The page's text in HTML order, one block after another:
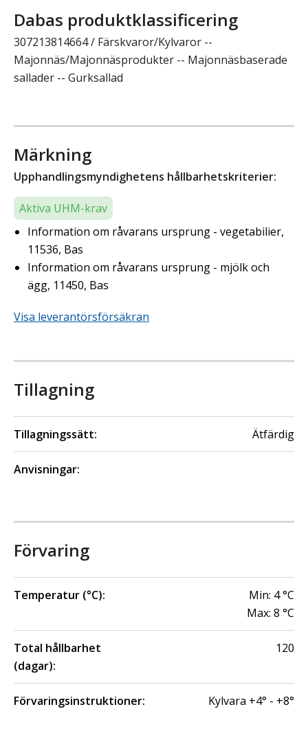
Dabas produktklassificering
307213814664 / Färskvaror/Kylvaror --
Majonnäs/Majonnäsprodukter -- Majonnäsbaserade
sallader -- Gurksallad
Märkning
Upphandlingsmyndighetens hållbarhetskriterier:
Aktiva UHM-krav
Information om råvarans ursprung - vegetabilier,
11536, Bas
Information om råvarans ursprung - mjölk och
ägg, 11450, Bas
Visa leverantörsförsäkran
Tillagning
Tillagningssätt: Ätfärdig
Anvisningar:
Förvaring
Temperatur (°C): Min: 4°C
Max: 8 °C
Total hållbarhet
(dagar):
120
Förvaringsinstruktioner: Kylvara +4° - +8°